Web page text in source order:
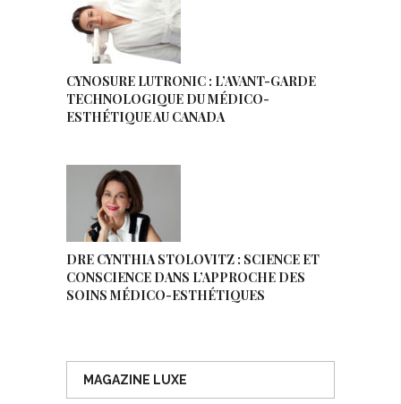
CYNOSURE LUTRONIC : L’AVANT-GARDE
TECHNOLOGIQUE DU MÉDICO-
ESTHÉTIQUE AU CANADA
DRE CYNTHIA STOLOVITZ : SCIENCE ET
CONSCIENCE DANS L’APPROCHE DES
SOINS MÉDICO-ESTHÉTIQUES
MAGAZINE LUXE